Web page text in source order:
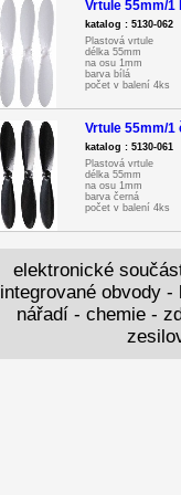
Vrtule 55mm/1
katalog : 5130-062
Plastová vrtule
délka 55mm
na osu 1mm
barva bílá
počet v balení 4ks
Vrtule 55mm/1
katalog : 5130-061
Plastová vrtule
délka 55mm
na osu 1mm
barva černá
počet v balení 4ks
elektronické
integrované obvody
nářadí - chemie -